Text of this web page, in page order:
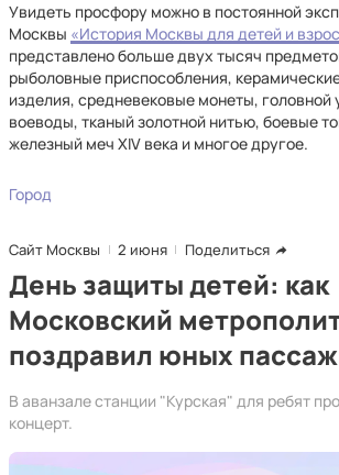
Увидеть просфору можно в постоянной
Москвы «История Москвы для детей и
представлено больше двух тысяч
рыболовные приспособления,
изделия, средневековые монеты, головной
воеводы, тканый золотной нитью, боевые
железный меч XIV века и многое другое.
Город
Сайт Москвы 2 июня Поделиться
День защиты детей: как
Московский
поздравил юных
В аванзале станции "Курская" для ребят
концерт.